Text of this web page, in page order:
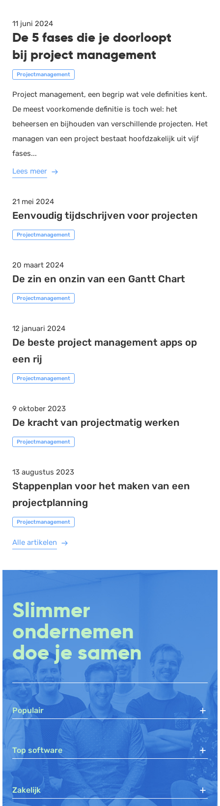
11 juni 2024
De 5 fases die je doorloopt
bij project management
Projectmanagement
Project management, een begrip wat vele definities kent.
De meest voorkomende definitie is toch wel: het
beheersen en bijhouden van verschillende projecten. Het
managen van een project bestaat hoofdzakelijk uit vijf
fases...
Lees meer
21 mei 2024
Eenvoudig tijdschrijven voor projecten
Projectmanagement
20 maart 2024
De zin en onzin van een Gantt Chart
Projectmanagement
12 januari 2024
De beste project management apps op
een rij
Projectmanagement
9 oktober 2023
De kracht van projectmatig werken
Projectmanagement
13 augustus 2023
Stappenplan voor het maken van een
projectplanning
Projectmanagement
Alle artikelen
Slimmer
ondernemen
doe je samen
Populair
Top software
Zakelijk